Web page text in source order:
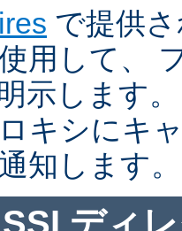
で提供
用して、
示します
キシにキ
知します。